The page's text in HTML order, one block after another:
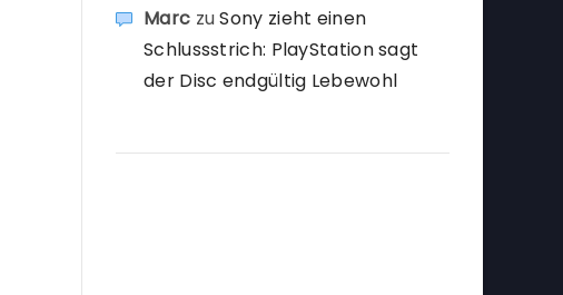
Marc zuSony zieht einen
Schlussstrich: PlayStation sagt
der Disc endgültig Lebewohl